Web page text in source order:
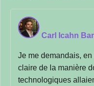
Carl Icahn
Je me demandais,
claire de la manière
technologiques